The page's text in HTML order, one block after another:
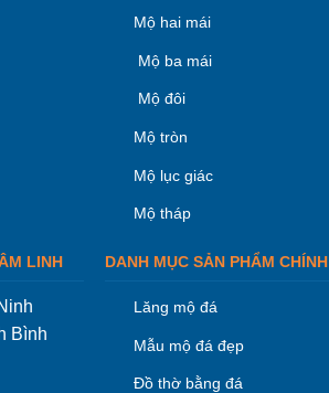
Mộ hai mái
Mộ ba mái
Mộ đôi
Mộ tròn
Mộ lục giác
Mộ tháp
LINH
Bình
DANH MỤC SẢN PHẨM CHÍNH
Lăng mộ đá
Mẫu mộ đá đẹp
Đồ thờ bằng đá